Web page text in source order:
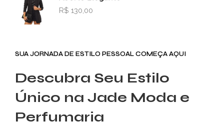
R$ 130,00
SUA JORNADA DE ESTILO PESSOAL COMEÇA AQUI
Descubra Seu Estilo
Único na Jade Moda e
Perfumaria